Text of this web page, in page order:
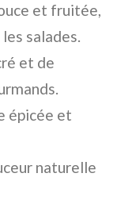
et fruitée,
salades.
et de
épicée et
naturelle